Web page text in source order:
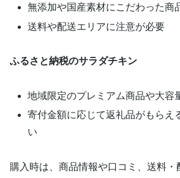
無添加や国産素材にこだわった商
送料や配送エリアに注意が必要
ふるさと納税のサラダチキン
地域限定のプレミアム商品や大容
寄付金額に応じて返礼品がもらえ
い
購入時は、商品情報や口コミ、送料・